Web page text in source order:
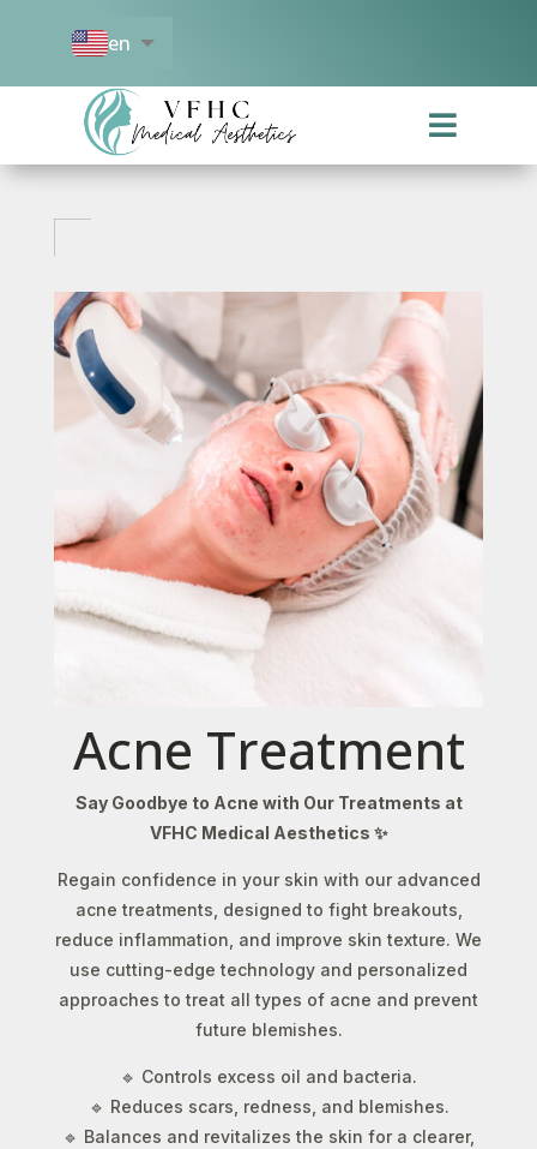
en
es

Acne Treatment
Say Goodbye to Acne with Our Treatments at
VFHC Medical Aesthetics ✨
Regain confidence in your skin with our advanced
acne treatments, designed to fight breakouts,
reduce inflammation, and improve skin texture. We
use cutting-edge technology and personalized
approaches to treat all types of acne and prevent
future blemishes.
🔹 Controls excess oil and bacteria.
🔹 Reduces scars, redness, and blemishes.
🔹 Balances and revitalizes the skin for a clearer,